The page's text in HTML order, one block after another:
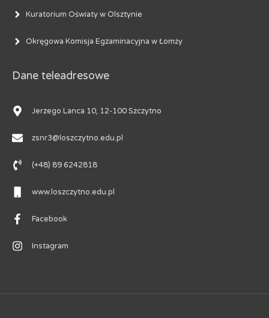
Kuratorium Oświaty w Olsztynie
Okręgowa Komisja Egzaminacyjna w Łomży
Dane teleadresowe
Jerzego Lanca 10, 12-100 Szczytno
zsnr3@loszczytno.edu.pl
(+48) 89 6242818
www.loszczytno.edu.pl
Facebook
Instagram